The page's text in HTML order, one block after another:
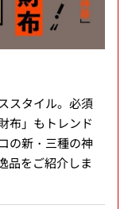
スタイル。必須
布」もトレンド
の新・三種の神
品をご紹介しま